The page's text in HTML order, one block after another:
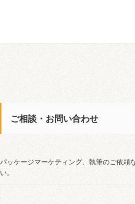
ご相談・お問い合わせ
パッケージマーケティング、執筆のご依頼
い。